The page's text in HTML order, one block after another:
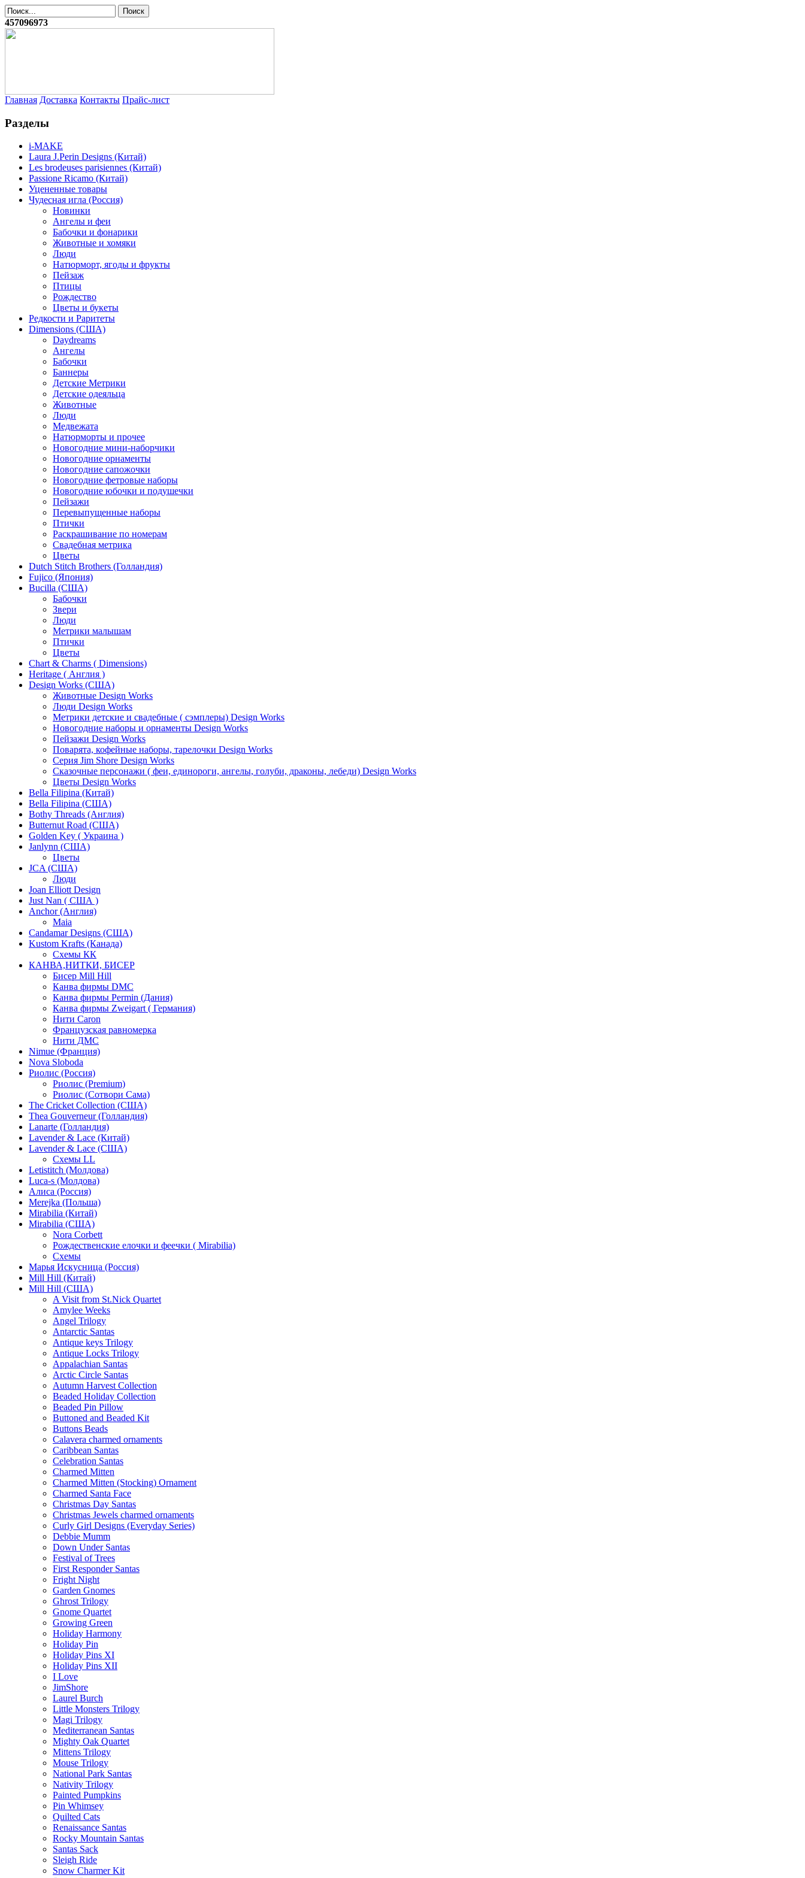
457096973
Главная Доставка Контакты Прайс-лист
Разделы
i-MAKE
Laura J.Perin Designs (Китай)
Les brodeuses parisiennes (Китай)
Passione Ricamo (Китай)
Уцененные товары
Чудесная игла (Россия)
Новинки
Ангелы и феи
Бабочки и фонарики
Животные и хомяки
Люди
Натюрморт, ягоды и фрукты
Пейзаж
Птицы
Рождество
Цветы и букеты
Редкости и Раритеты
Dimensions (США)
Daydreams
Ангелы
Бабочки
Баннеры
Детские Метрики
Детские одеяльца
Животные
Люди
Медвежата
Натюрморты и прочее
Новогодние мини-наборчики
Новогодние орнаменты
Новогодние сапожочки
Новогодние фетровые наборы
Новогодние юбочки и подушечки
Пейзажи
Перевыпущенные наборы
Птички
Раскрашивание по номерам
Свадебная метрика
Цветы
Dutch Stitch Brothers (Голландия)
Fujico (Япония)
Bucilla (США)
Бабочки
Звери
Люди
Метрики малышам
Птички
Цветы
Chart & Charms ( Dimensions)
Heritage ( Англия )
Design Works (США)
Животные Design Works
Люди Design Works
Метрики детские и свадебные ( сэмплеры) Design Works
Новогодние наборы и орнаменты Design Works
Пейзажи Design Works
Поварята, кофейные наборы, тарелочки Design Works
Серия Jim Shore Design Works
Сказочные персонажи ( феи, единороги, ангелы, голуби, драконы, лебеди) Design Works
Цветы Design Works
Bella Filipina (Китай)
Bella Filipina (США)
Bothy Threads (Англия)
Butternut Road (США)
Golden Key ( Украина )
Janlynn (США)
Цветы
JCA (США)
Люди
Joan Elliott Design
Just Nan ( США )
Anchor (Англия)
Maia
Candamar Designs (США)
Kustom Krafts (Канада)
Схемы КК
КАНВА,НИТКИ, БИСЕР
Бисер Mill Hill
Канва фирмы DMC
Канва фирмы Permin (Дания)
Канва фирмы Zweigart ( Германия)
Нити Caron
Французская равномерка
Нити ДМС
Nimue (Франция)
Nova Sloboda
Риолис (Россия)
Риолис (Premium)
Риолис (Сотвори Сама)
The Cricket Collection (США)
Thea Gouverneur (Голландия)
Lanarte (Голландия)
Lavender & Lace (Китай)
Lavender & Lace (США)
Схемы LL
Letistitch (Молдова)
Luca-s (Молдова)
Алиса (Россия)
Merejka (Польша)
Mirabilia (Китай)
Mirabilia (США)
Nora Corbett
Рождественские елочки и феечки ( Mirabilia)
Схемы
Марья Искусница (Россия)
Mill Hill (Китай)
Mill Hill (США)
A Visit from St.Nick Quartet
Amylee Weeks
Angel Trilogy
Antarctic Santas
Antique keys Trilogy
Antique Locks Trilogy
Appalachian Santas
Arctic Circle Santas
Autumn Harvest Collection
Beaded Holiday Collection
Beaded Pin Pillow
Buttoned and Beaded Kit
Buttons Beads
Calavera charmed ornaments
Caribbean Santas
Celebration Santas
Charmed Mitten
Charmed Mitten (Stocking) Ornament
Charmed Santa Face
Christmas Day Santas
Christmas Jewels charmed ornaments
Curly Girl Designs (Everyday Series)
Debbie Mumm
Down Under Santas
Festival of Trees
First Responder Santas
Fright Night
Garden Gnomes
Ghrost Trilogy
Gnome Quartet
Growing Green
Holiday Harmony
Holiday Pin
Holiday Pins XI
Holiday Pins XII
I Love
JimShore
Laurel Burch
Little Monsters Trilogy
Magi Trilogy
Mediterranean Santas
Mighty Oak Quartet
Mittens Trilogy
Mouse Trilogy
National Park Santas
Nativity Trilogy
Painted Pumpkins
Pin Whimsey
Quilted Cats
Renaissance Santas
Rocky Mountain Santas
Santas Sack
Sleigh Ride
Snow Charmer Kit